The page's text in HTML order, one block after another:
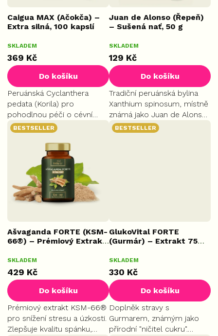
Caigua MAX (Ačokča) –
Extra silná, 100 kapslí
hodnocení
produktu
je
5,0
z
5
hvězdiček.
SKLADEM
369 Kč
Do košíku
Peruánská Cyclanthera
pedata (Korila) pro
pohodlnou péči o cévní
stěny. Osvědčený pomocník
pro udržení zdravé hladiny
cholesterolu. Podporuje
správný metabolismus tuků
a redukci...
Juan de Alonso (Řepeň)
– Sušená nať, 50 g
SKLADEM
129 Kč
Do košíku
Tradiční peruánská bylina
Xanthium spinosum, místně
známá jako Juan de Alonso.
Používá se v andské
fytoterapii, mimo jiné pro
BESTSELLER
Ašvaganda FORTE (KSM-
66®) – Prémiový Extrakt,
SKLADEM
429 Kč
Do košíku
Prémiový extrakt KSM-66®
pro snížení stresu a úzkosti.
Zlepšuje kvalitu spánku,
BESTSELLER
GlukoVital FORTE
(Gurmár) – Extrakt 75%,
SKLADEM
330 Kč
Do košíku
Doplněk stravy s
Gurmarem, známým jako
přírodní "ničitel cukru".